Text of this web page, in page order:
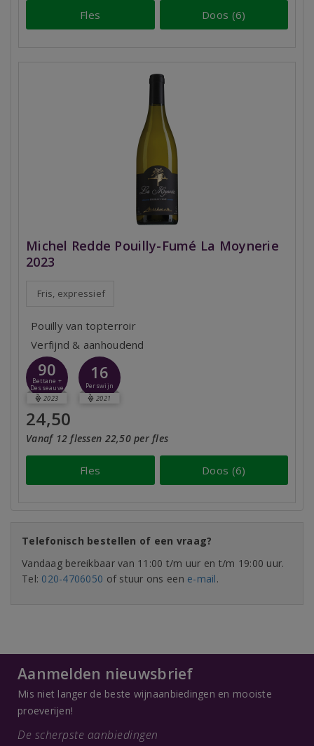
Fles Doos (6)
Michel Redde Pouilly-Fumé La Moynerie
2023
Fris, expressief
Pouilly van topterroir
Verfijnd & aanhoudend
90
Bettane +
Desseauve
2023
16
Perswijn
2021
24,50
Vanaf 12 flessen 22,50 per fles
Fles Doos (6)
Telefonisch bestellen of een vraag?
Vandaag bereikbaar van 11:00 t/m uur en t/m 19:00 uur.
Tel: 020-4706050 of stuur ons een e-mail.
Aanmelden nieuwsbrief
Mis niet langer de beste wijnaanbiedingen en mooiste
proeverijen!
De scherpste aanbiedingen